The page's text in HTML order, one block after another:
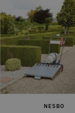
NESBO